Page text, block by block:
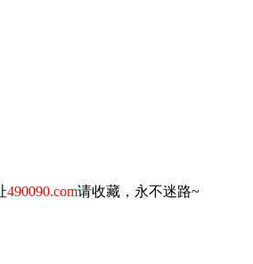
490090.com请收藏，永不迷路~